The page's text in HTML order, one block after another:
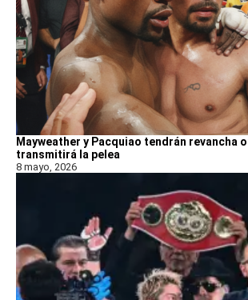
Mayweather y Pacquiao tendrán revancha
transmitirá la pelea
8 mayo, 2026